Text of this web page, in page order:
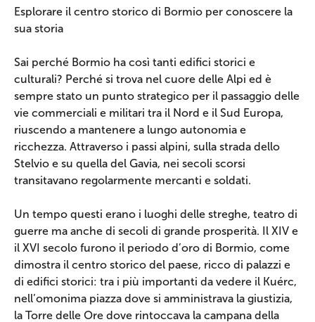
Esplorare il centro storico di Bormio per conoscere la
sua storia
Sai perché Bormio ha così tanti edifici storici e
culturali? Perché si trova nel cuore delle Alpi ed è
sempre stato un punto strategico per il passaggio delle
vie commerciali e militari tra il Nord e il Sud Europa,
riuscendo a mantenere a lungo autonomia e
ricchezza. Attraverso i passi alpini, sulla strada dello
Stelvio e su quella del Gavia, nei secoli scorsi
transitavano regolarmente mercanti e soldati.
Un tempo questi erano i luoghi delle streghe, teatro di
guerre ma anche di secoli di grande prosperità. Il XIV e
il XVI secolo furono il periodo d’oro di Bormio, come
dimostra il centro storico del paese, ricco di palazzi e
di edifici storici: tra i più importanti da vedere il Kuérc,
nell’omonima piazza dove si amministrava la giustizia,
la Torre delle Ore dove rintoccava la campana della